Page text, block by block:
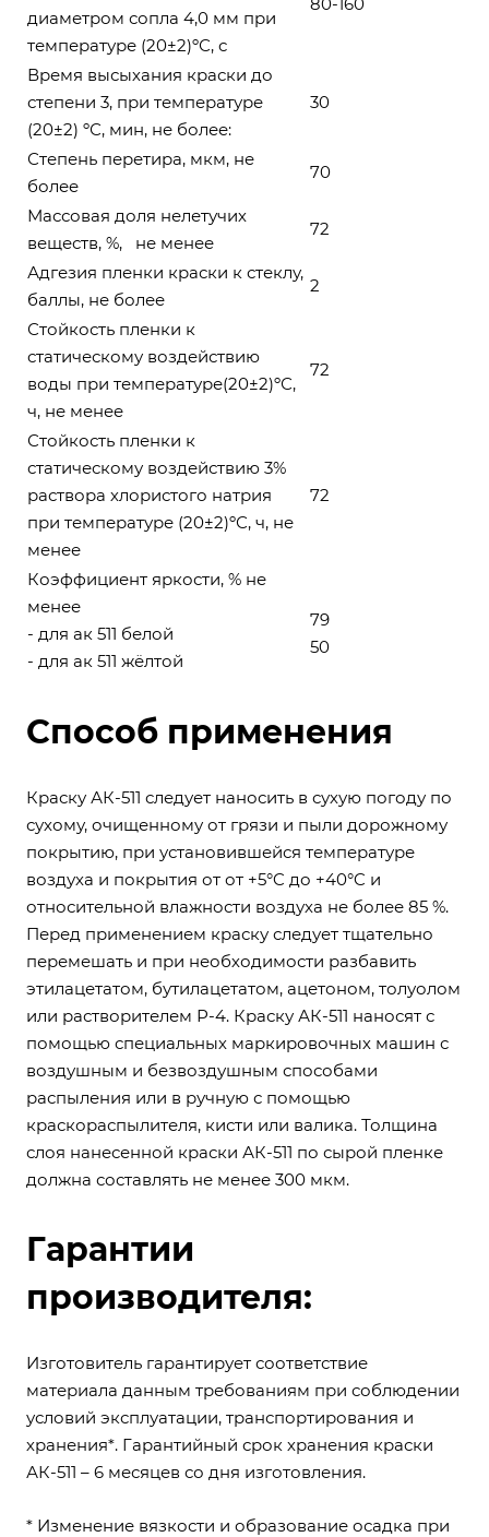
диаметром сопла 4,0 мм при
температуре (20±2)ºС, с
Время высыхания краски до
степени 3, при температуре
(20±2) ºС, мин, не более:
30
Степень перетира, мкм, не
более
70
Массовая доля нелетучих
веществ, %, не менее
72
Адгезия пленки краски к стеклу,
баллы, не более
2
Стойкость пленки к
статическому воздействию
воды при температуре(20±2)ºС,
ч, не менее
72
Стойкость пленки к
статическому воздействию 3%
раствора хлористого натрия
при температуре (20±2)ºС, ч, не
менее
72
Коэффициент яркости, % не
менее
- для ак 511 белой
- для ак 511 жёлтой
79
50
Способ применения
Краску АК-511 следует наносить в сухую погоду по
сухому, очищенному от грязи и пыли дорожному
покрытию, при установившейся температуре
воздуха и покрытия от от +5°C до +40°C и
относительной влажности воздуха не более 85 %.
Перед применением краску следует тщательно
перемешать и при необходимости разбавить
этилацетатом, бутилацетатом, ацетоном, толуолом
или растворителем Р-4. Краску АК-511 наносят с
помощью специальных маркировочных машин с
воздушным и безвоздушным способами
распыления или в ручную с помощью
краскораспылителя, кисти или валика. Толщина
слоя нанесенной краски АК-511 по сырой пленке
должна составлять не менее 300 мкм.
Гарантии
производителя:
Изготовитель гарантирует соответствие
материала данным требованиям при соблюдении
условий эксплуатации, транспортирования и
хранения*. Гарантийный срок хранения краски
АК-511 – 6 месяцев со дня изготовления.
* Изменение вязкости и образование осадка при